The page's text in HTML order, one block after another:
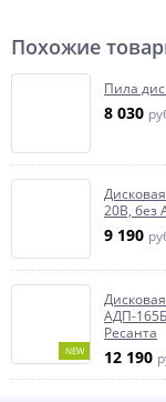
Похожие
Пила
8 030
20В, без
9 190
NEW
АДП-
Ресанта
12 190